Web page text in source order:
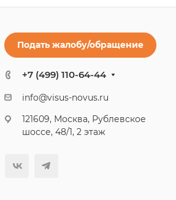
Подать жалобу/обращение
+7 (499) 110-64-44
info@visus-novus.ru
121609, Москва, Рублевское
шоссе, 48/1, 2 этаж